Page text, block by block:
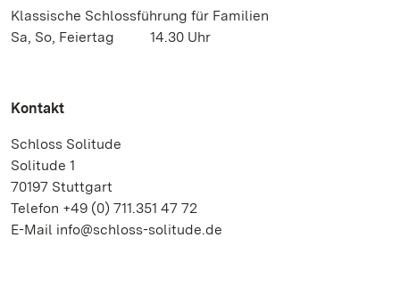
Klassische Schlossführung für Familien
Sa, So, Feiertag 14.30 Uhr
Kontakt
Schloss Solitude
Solitude 1
70197 Stuttgart
Telefon +49 (0) 711.351 47 72
E-Mail info@schloss-solitude.de